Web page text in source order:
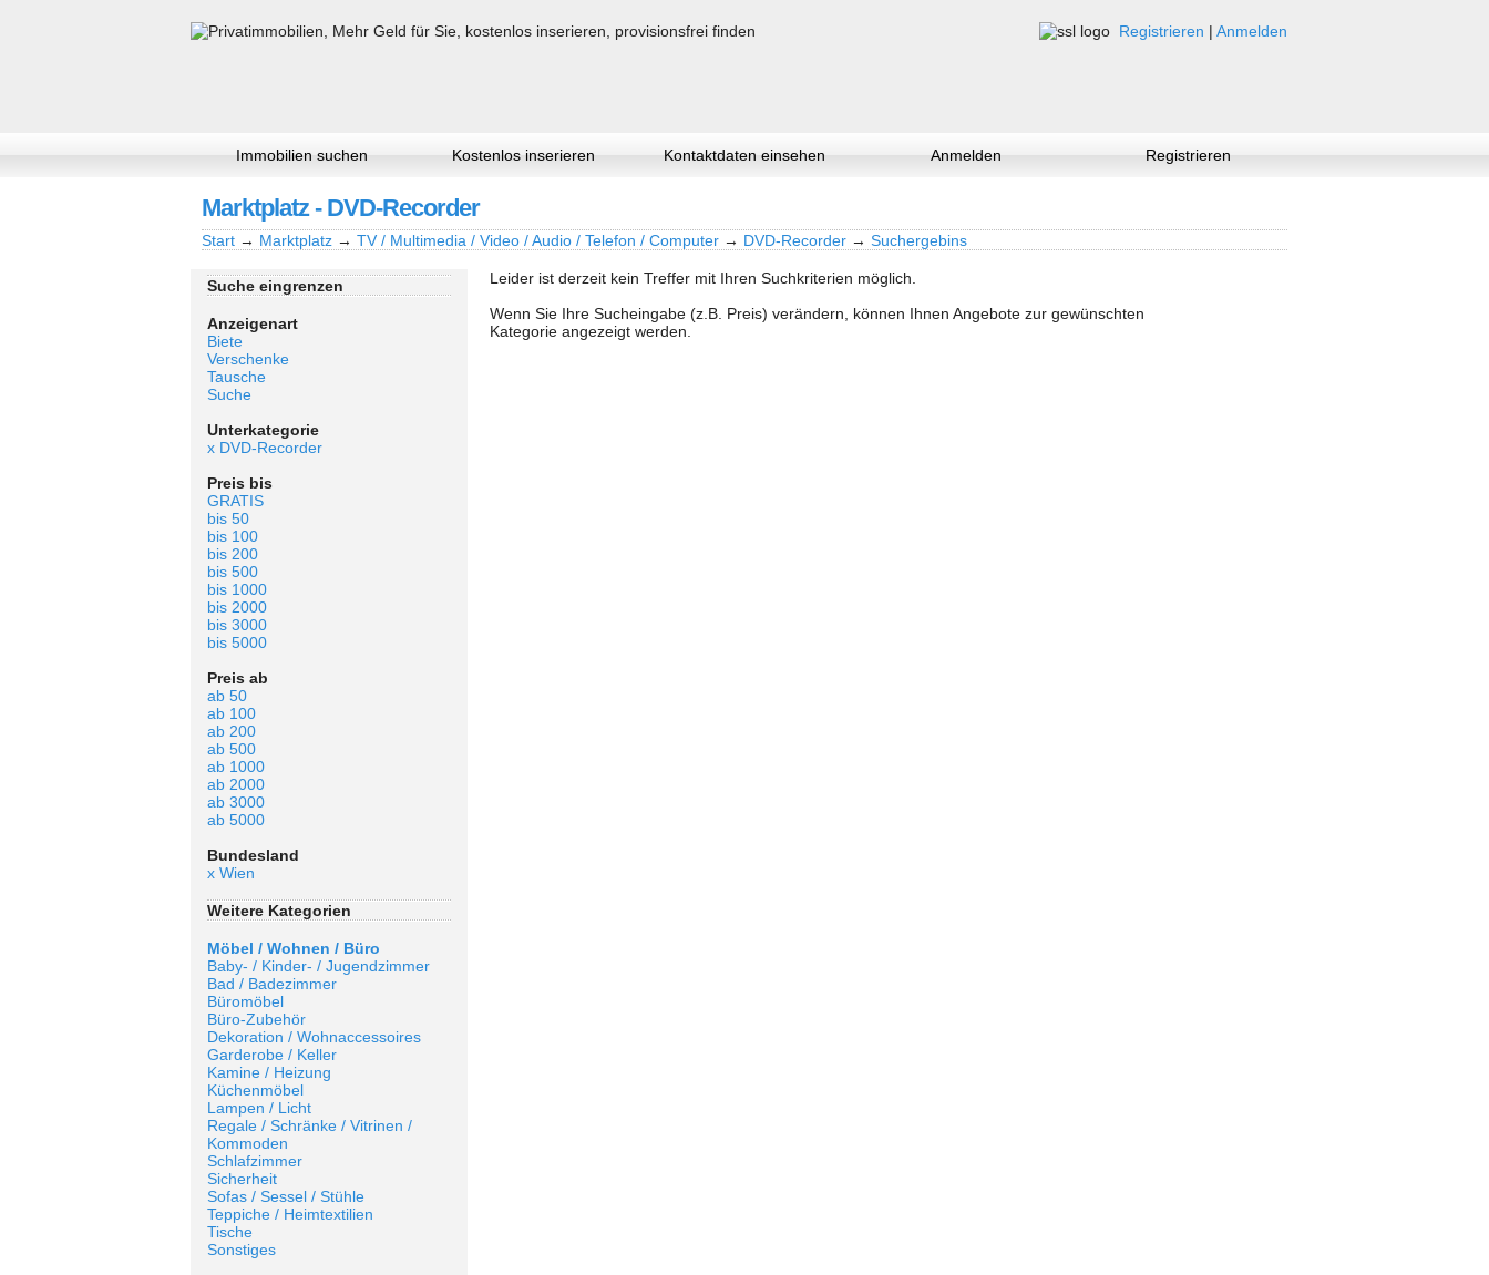
Registrieren | Anmelden
Immobilien suchen Kostenlos inserieren Kontaktdaten einsehen Anmelden Registrieren
Marktplatz - DVD-Recorder
Start → Marktplatz → TV / Multimedia / Video / Audio / Telefon / Computer → DVD-Recorder → Suchergebins
Suche eingrenzen
Anzeigenart
Biete
Verschenke
Tausche
Suche
Unterkategorie
x DVD-Recorder
Preis bis
GRATIS
bis 50
bis 100
bis 200
bis 500
bis 1000
bis 2000
bis 3000
bis 5000
Preis ab
ab 50
ab 100
ab 200
ab 500
ab 1000
ab 2000
ab 3000
ab 5000
Bundesland
x Wien
Weitere Kategorien
Möbel / Wohnen / Büro
Baby- / Kinder- / Jugendzimmer
Bad / Badezimmer
Büromöbel
Büro-Zubehör
Dekoration / Wohnaccessoires
Garderobe / Keller
Kamine / Heizung
Küchenmöbel
Lampen / Licht
Regale / Schränke / Vitrinen /
Kommoden
Schlafzimmer
Sicherheit
Sofas / Sessel / Stühle
Teppiche / Heimtextilien
Tische
Sonstiges
Leider ist derzeit kein Treffer mit Ihren Suchkriterien möglich.
Wenn Sie Ihre Sucheingabe (z.B. Preis) verändern, können Ihnen Angebote zur gewünschten
Kategorie angezeigt werden.